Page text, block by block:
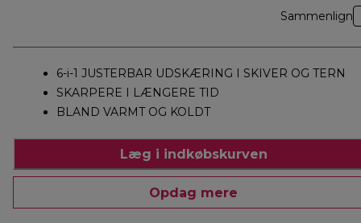
Sammenlign
6-i-1 JUSTERBAR UDSKÆRING I SKIVER OG TERN
SKARPERE I LÆNGERE TID
BLAND VARMT OG KOLDT
Læg i indkøbskurven
Opdag mere